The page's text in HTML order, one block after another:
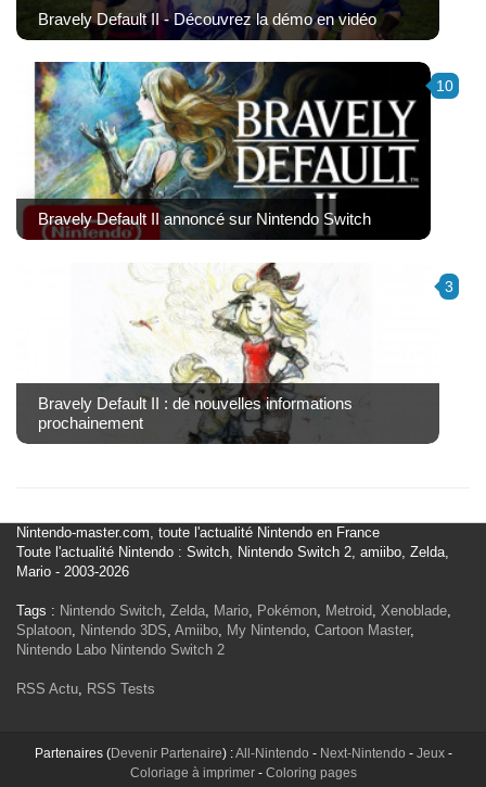
Bravely Default II - Découvrez la démo en vidéo
10
Bravely Default II annoncé sur Nintendo Switch
3
Bravely Default II : de nouvelles informations
prochainement
Nintendo-master.com, toute l'actualité Nintendo en France
Toute l'actualité Nintendo : Switch, Nintendo Switch 2, amiibo, Zelda,
Mario - 2003-2026
Tags : Nintendo Switch Zelda Mario Pokémon Metroid Xenoblade
Splatoon
Nintendo 3DS Amiibo My Nintendo Cartoon Master,
Nintendo Labo Nintendo Switch 2
RSS Actu RSS Tests
Partenaires (Devenir Partenaire) :All-Nintendo - Next-Nintendo - Jeux-
Coloriage à imprimer- Coloring pages